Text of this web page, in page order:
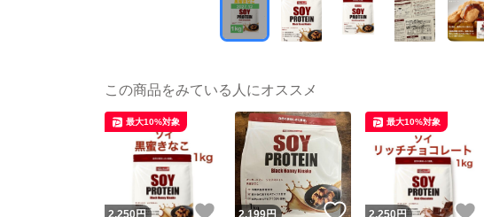
この商品をみている人にオススメ
2,250円 いいね！
最大10%対象
2,199円 いいね！
2,250 円
最大10%対象